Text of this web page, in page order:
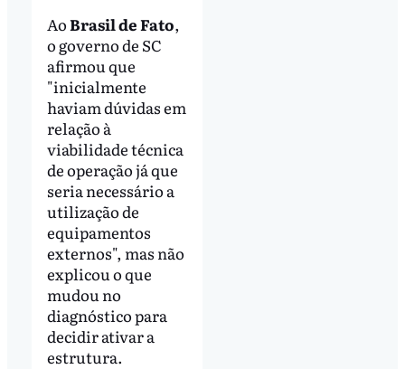
AoBrasil de Fato,
o governo de SC
afirmou que
"inicialmente
haviam dúvidas em
relação à
viabilidade técnica
de operação já que
seria necessário a
utilização de
equipamentos
externos", mas não
explicou o que
mudou no
diagnóstico para
decidir ativar a
estrutura.